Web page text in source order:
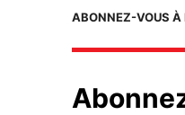
ABONNEZ-VOUS À